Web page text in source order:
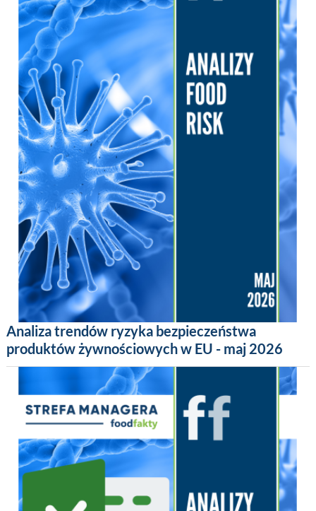
Analiza trendów ryzyka bezpieczeństwa
produktów żywnościowych w EU - maj 2026